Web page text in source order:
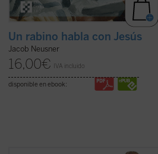
Un rabino habla con Jesús
Jacob Neusner
16,00€ IVA incluido
disponible en ebook: